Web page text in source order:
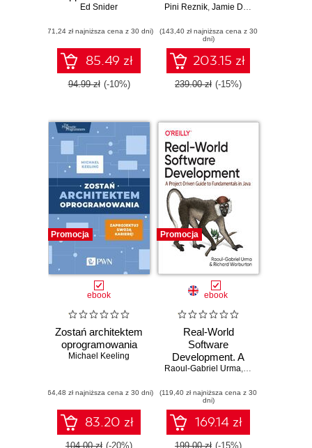
techniques for
platform, native
mobile apps with
Xamarin.Forms 4 -
Third Edition
Ed Snider
(71,24 zł najniższa cena z 30 dni)
85.49 zł
94.99 zł (-10%)
for Innovation
Pini Reznik, Jamie Dobson
(143,40 zł najniższa cena z 30
dni)
203.15 zł
239.00 zł (-15%)
Promocja
ebook
Zostań architektem
oprogramowania
Michael Keeling
(64,48 zł najniższa cena z 30 dni)
83.20 zł
104.00 zł (-20%)
Promocja
ebook
Real-World
Software
Development. A
Project-Driven
Fundamentals in
Java
Raoul-Gabriel Urma, Richard
(119,40 zł najniższa cena z 30
dni)
169.14 zł
199.00 zł (-15%)